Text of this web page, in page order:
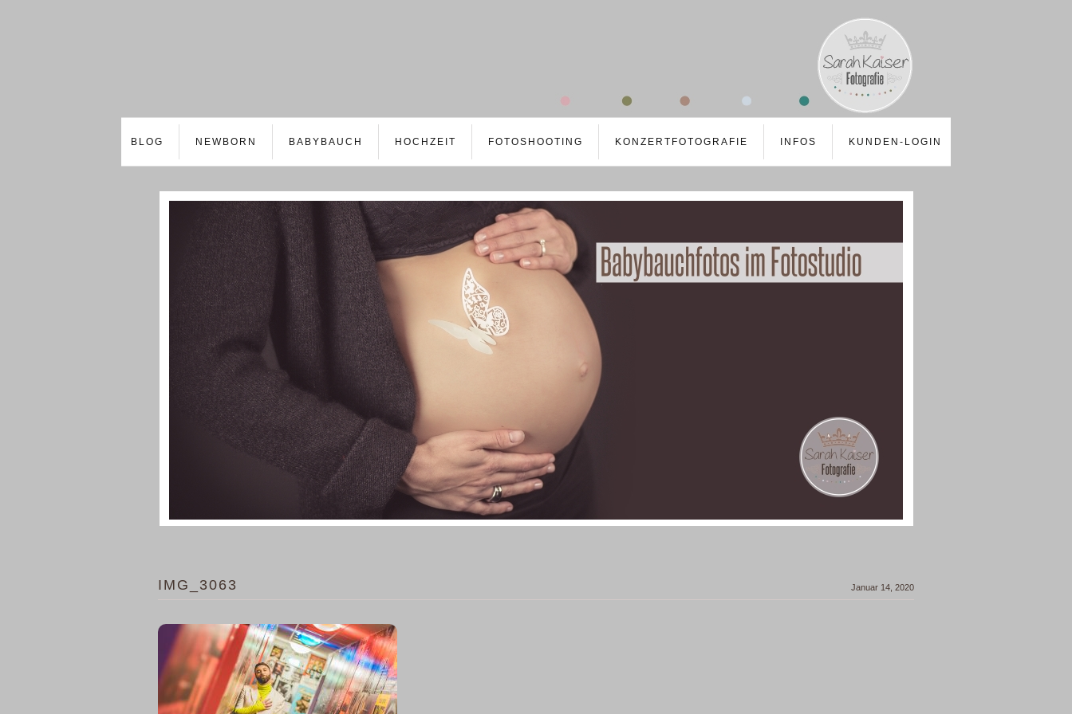
BLOG NEWBORN BABYBAUCH HOCHZEIT FOTOSHOOTING KONZERTFOTOGRAFIE INFOS KUNDEN-LOGIN
Januar 14, 2020
IMG_3063